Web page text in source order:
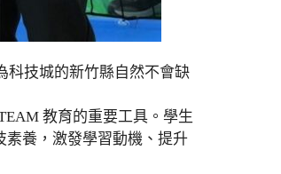
科技城的新竹縣自然不會缺
教育的重要工具。學生
素養，激發學習動機、提升